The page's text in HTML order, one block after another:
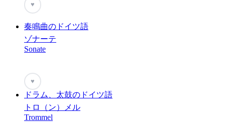
♥
奏鳴曲のドイツ語
ゾナーテ
Sonate
♥
ドラム、太鼓のドイツ語
トロ（ン）メル
Trommel